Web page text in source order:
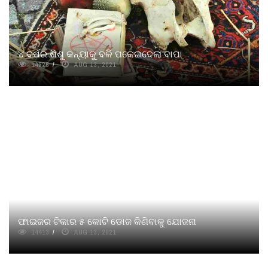
୪ ବର୍ଷର ଶିଶୁ କନ୍ୟାକୁ ବଳି ପକେଇଦେଲା ବାପା
14225 AUG 13, 2021
ଫାଇଜର ଟିକାର ୫ କୋଟି ଡୋଜ କିଣିବାକୁ ଯୋଜନା
14413 AUG 13, 2021